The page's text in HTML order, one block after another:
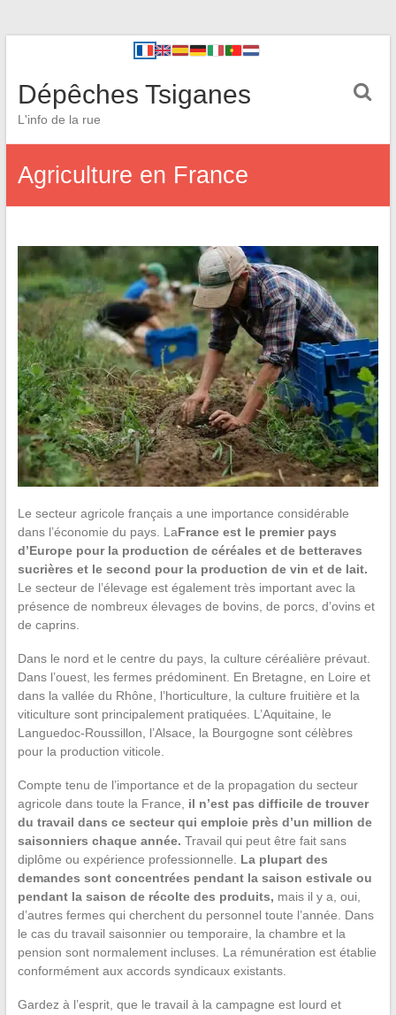
Dépêches Tsiganes
L'info de la rue
Agriculture en France
Le secteur agricole français a une importance considérable
dans l’économie du pays. LaFrance est le premier pays
d’Europe pour la production de céréales et de betteraves
sucrières et le second pour la production de vin et de lait.
Le secteur de l’élevage est également très important avec la
présence de nombreux élevages de bovins, de porcs, d’ovins et
de caprins.
Dans le nord et le centre du pays, la culture céréalière prévaut.
Dans l’ouest, les fermes prédominent. En Bretagne, en Loire et
dans la vallée du Rhône, l’horticulture, la culture fruitière et la
viticulture sont principalement pratiquées. L’Aquitaine, le
Languedoc-Roussillon, l’Alsace, la Bourgogne sont célèbres
pour la production viticole.
Compte tenu de l’importance et de la propagation du secteur
agricole dans toute la France, il n’est pas difficile de trouver
du travail dans ce secteur qui emploie près d’un million de
saisonniers chaque année. Travail qui peut être fait sans
diplôme ou expérience professionnelle. La plupart des
demandes sont concentrées pendant la saison estivale ou
pendant la saison de récolte des produits, mais il y a, oui,
d’autres fermes qui cherchent du personnel toute l’année. Dans
le cas du travail saisonnier ou temporaire, la chambre et la
pension sont normalement incluses. La rémunération est établie
conformément aux accords syndicaux existants.
Gardez à l’esprit, que le travail à la campagne est lourd et